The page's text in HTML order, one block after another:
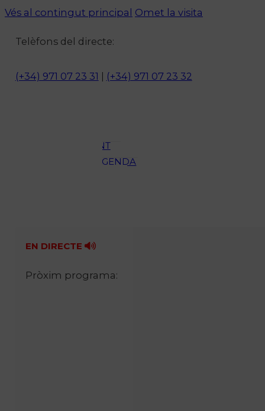
Vés al contingut principal Omet la visita
Telèfons del directe:
(+34) 971 07 23 31 (+34) 971 07 23 32
OCI
AMBIENT
AGENDA
Fes-te'n soci!
EN DIRECTE
Pròxim programa: